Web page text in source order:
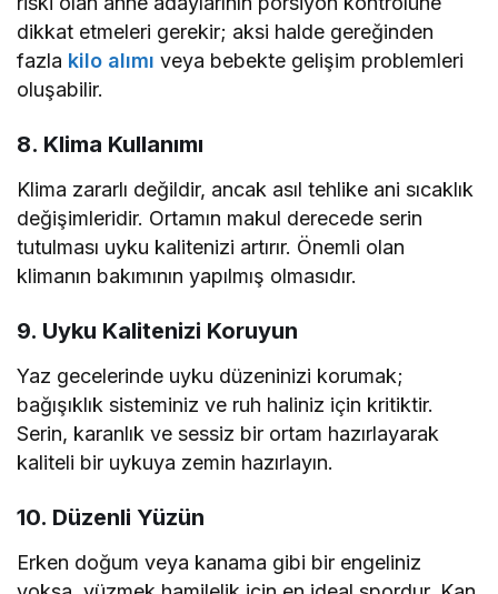
dikkat etmeleri gerekir; aksi halde gereğinden
fazla kilo alımı veya bebekte gelişim problemleri
oluşabilir.
8. Klima Kullanımı
Klima zararlı değildir, ancak asıl tehlike ani sıcaklık
değişimleridir. Ortamın makul derecede serin
tutulması uyku kalitenizi artırır. Önemli olan
klimanın bakımının yapılmış olmasıdır.
9. Uyku Kalitenizi Koruyun
Yaz gecelerinde uyku düzeninizi korumak;
bağışıklık sisteminiz ve ruh haliniz için kritiktir.
Serin, karanlık ve sessiz bir ortam hazırlayarak
kaliteli bir uykuya zemin hazırlayın.
10. Düzenli Yüzün
Erken doğum veya kanama gibi bir engeliniz